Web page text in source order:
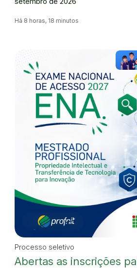
Há 8 horas, 18 minutos
Processo seletivo
Abertas as inscrições